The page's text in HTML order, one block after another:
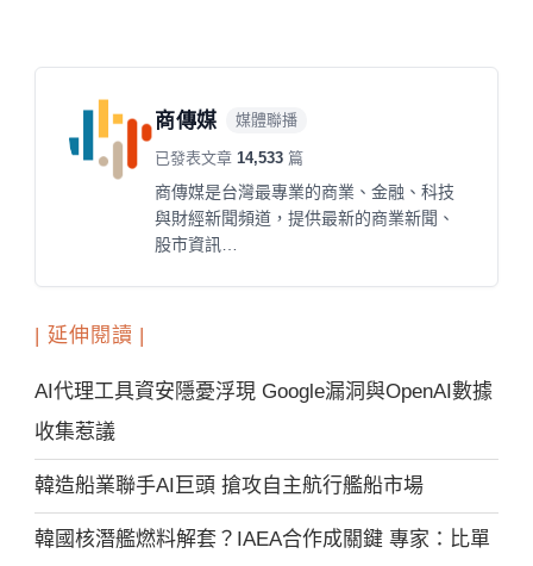
商傳媒 媒體聯播
已發表文章 14,533 篇
商傳媒是台灣最專業的商業、金融、科技
與財經新聞頻道，提供最新的商業新聞、
股市資訊…
| 延伸閱讀 |
AI代理工具資安隱憂浮現 Google漏洞與OpenAI數據
收集惹議
韓造船業聯手AI巨頭 搶攻自主航行艦船市場
韓國核潛艦燃料解套？IAEA合作成關鍵 專家：比單